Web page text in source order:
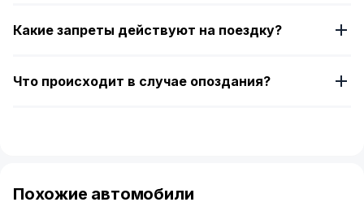
Какие запреты действуют на поездку?
Что происходит в случае опоздания?
Похожие автомобили